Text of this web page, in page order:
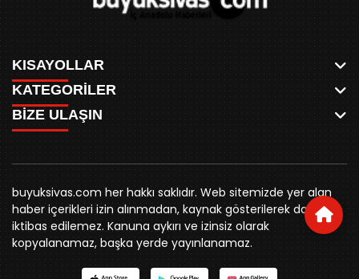
KISAYOLLAR
ANASAYFA
AKSU CANLI
MEYDAN CANLI
MEDRESELER CANLI
MERAKÜM CANLI
YUKARI TEKKE CANLI
KURUMSAL KİMLİK
REKLAM FİYATLARI
BİZE ULAŞIN
KÜNYE
RESMİ İLANLAR
KATEGORİLER
WHATSAPP
SPOR
SİYASET
BELEDİYE
SİVAS VALİLİĞİ
ÜNİVERSİTE
KURUMLAR
STK
YORUM
BİZE ULAŞIN
0346 221 00 60
buyuksivashaber@gmail.com
Örtülüpınar Mah. İnönü Bulvarı Özkahya Apt. Kat:3 D:7
Sivas
buyuksivas.com her hakkı saklıdır. Web sitemizde yer alan
haber içerikleri izin alınmadan, kaynak gösterilerek dahi
iktibas edilemez. Kanuna aykırı ve izinsiz olarak
kopyalanamaz, başka yerde yayınlanamaz.